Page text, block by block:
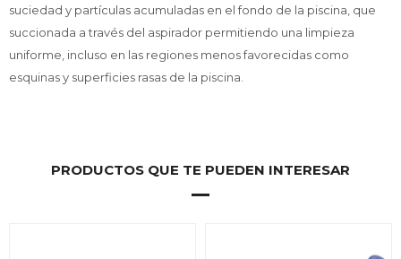
suciedad y partículas acumuladas en el fondo de la piscina, que
succionada a través del aspirador permitiendo una limpieza
uniforme, incluso en las regiones menos favorecidas como
esquinas y superficies rasas de la piscina.
PRODUCTOS QUE TE PUEDEN INTERESAR